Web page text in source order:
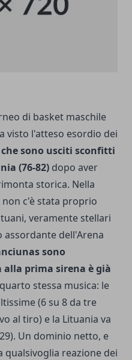
di basket maschile
visto l'atteso esordio dei
che sono usciti sconfitti
(76-82) dopo aver
storica. Nella
c'è stata proprio
veramente stellari
dell'Arena
sono
prima sirena è già
stessa musica: le
(6 su 8 da tre
al tiro) e la Lituania va
Un dominio netto, e
qualsivoglia reazione dei